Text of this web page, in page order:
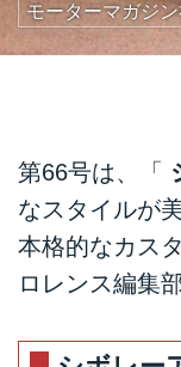
モーターマガジ
第66号は、「
なスタイルが
本格的なカス
ロレンス編集部